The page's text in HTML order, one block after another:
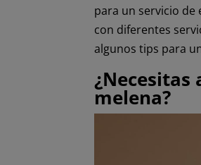
para un servicio de
con diferentes
algunos tips para
melena?